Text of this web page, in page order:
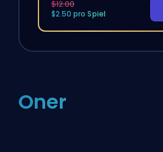
$12.00
$2.50 pro Spiel
Oner